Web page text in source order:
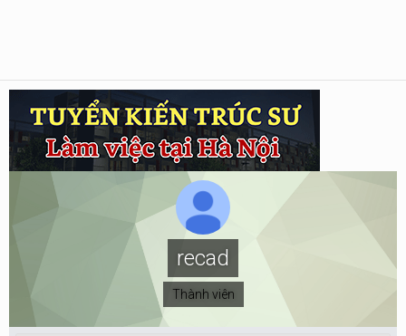
recad
Thành viên